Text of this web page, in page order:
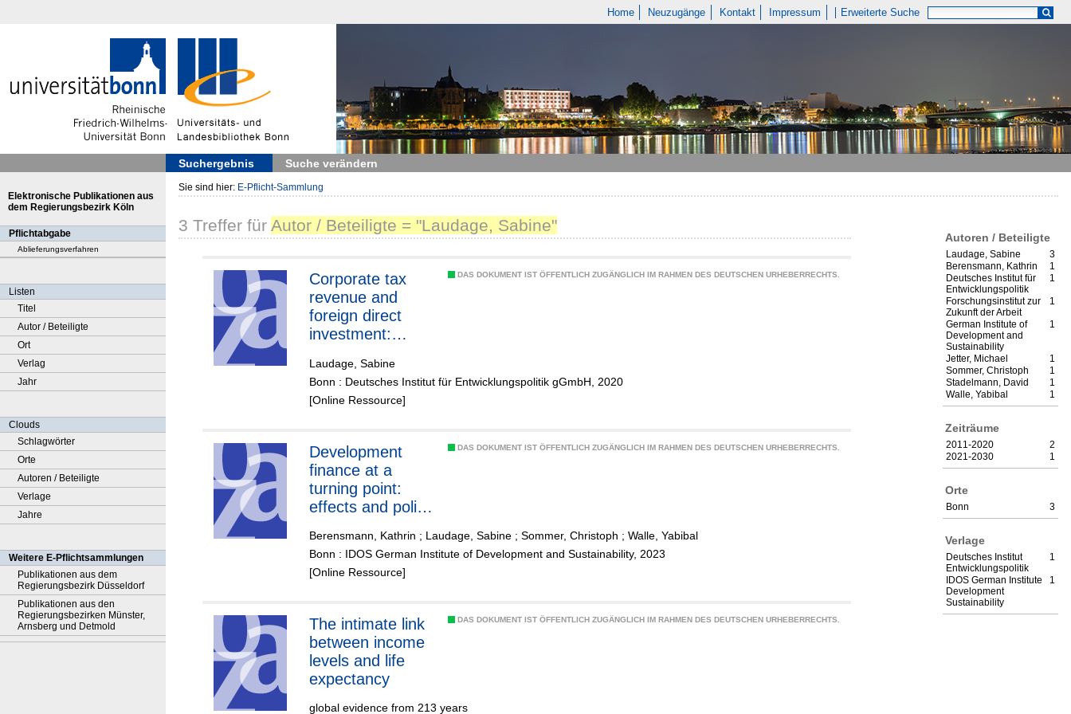
Home Neuzugänge Kontakt Impressum Erweiterte Suche
Suchergebnis Suche verändern
Elektronische Publikationen aus
dem Regierungsbezirk Köln
Pflichtabgabe
Ablieferungsverfahren
Listen
Titel
Autor / Beteiligte
Ort
Verlag
Jahr
Clouds
Schlagwörter
Orte
Autoren / Beteiligte
Verlage
Jahre
Weitere E-Pflichtsammlungen
Publikationen aus dem
Regierungsbezirk Düsseldorf
Publikationen aus den
Regierungsbezirken Münster,
Arnsberg und Detmold
Sie sind hier: E-Pflicht-Sammlung
Autoren / Beteiligte
3
Laudage, Sabine
1
Berensmann, Kathrin
1
Deutsches Institut für
Entwicklungspolitik
1
Forschungsinstitut zur
Zukunft der Arbeit
1
German Institute of
Development and
Sustainability
1
Jetter, Michael
1
Sommer, Christoph
1
Stadelmann, David
1
Walle, Yabibal
Zeiträume
2
2011-2020
1
2021-2030
Orte
3
Bonn
Verlage
1
Deutsches Institut
Entwicklungspolitik
1
IDOS German Institute
Development
Sustainability
3 Treffer für Autor / Beteiligte = "Laudage, Sabine"
DAS DOKUMENT IST ÖFFENTLICH ZUGÄNGLICH IM RAHMEN DES DEUTSCHEN URHEBERRECHTS.
Corporate tax
revenue and
foreign direct
investment:
offs and how to
address them
Laudage, Sabine
Bonn : Deutsches Institut für Entwicklungspolitik gGmbH, 2020
[Online Ressource]
DAS DOKUMENT IST ÖFFENTLICH ZUGÄNGLICH IM RAHMEN DES DEUTSCHEN URHEBERRECHTS.
Development
finance at a
turning point:
effects and policy
Berensmann, Kathrin ; Laudage, Sabine ; Sommer, Christoph ; Walle, Yabibal
Bonn : IDOS German Institute of Development and Sustainability, 2023
[Online Ressource]
DAS DOKUMENT IST ÖFFENTLICH ZUGÄNGLICH IM RAHMEN DES DEUTSCHEN URHEBERRECHTS.
The intimate link
between income
levels and life
expectancy
global evidence from 213 years